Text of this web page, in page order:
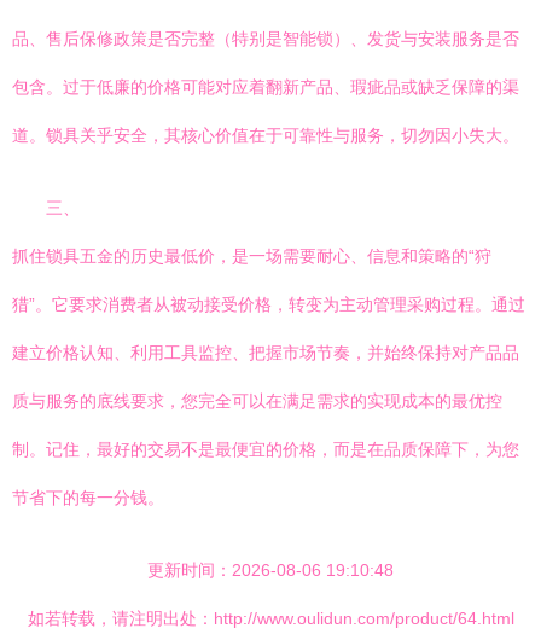
品、售后保修政策是否完整（特别是智能锁）、发货与安装服务是否
包含。过于低廉的价格可能对应着翻新产品、瑕疵品或缺乏保障的渠
道。锁具关乎安全，其核心价值在于可靠性与服务，切勿因小失大。
三、
抓住锁具五金的历史最低价，是一场需要耐心、信息和策略的“狩
猎”。它要求消费者从被动接受价格，转变为主动管理采购过程。通过
建立价格认知、利用工具监控、把握市场节奏，并始终保持对产品品
质与服务的底线要求，您完全可以在满足需求的实现成本的最优控
制。记住，最好的交易不是最便宜的价格，而是在品质保障下，为您
节省下的每一分钱。
更新时间：2026-08-06 19:10:48
如若转载，请注明出处：http://www.oulidun.com/product/64.html